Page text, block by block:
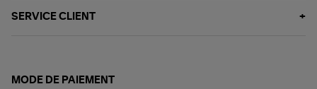
SERVICE CLIENT
MODE DE PAIEMENT